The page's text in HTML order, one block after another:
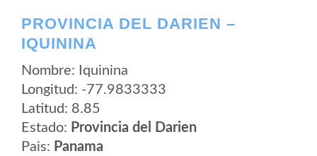
PROVINCIA DEL DARIEN –
IQUININA
Nombre: Iquinina
Longitud: -77.9833333
Latitud: 8.85
Estado: Provincia del Darien
Pais: Panama